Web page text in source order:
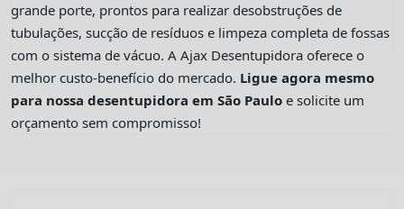
grande porte, prontos para realizar desobstruções de
tubulações, sucção de resíduos e limpeza completa de fossas
com o sistema de vácuo. A Ajax Desentupidora oferece o
melhor custo-benefício do mercado. Ligue agora mesmo
para nossa desentupidora em São Paulo e solicite um
orçamento sem compromisso!